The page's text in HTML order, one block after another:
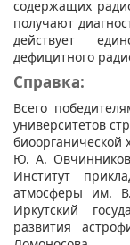
содержащих
получают
действует
дефицитного
Справка:
Всего
университетов
Ю. А.
Институт
атмосферы им.
Иркутский
развития